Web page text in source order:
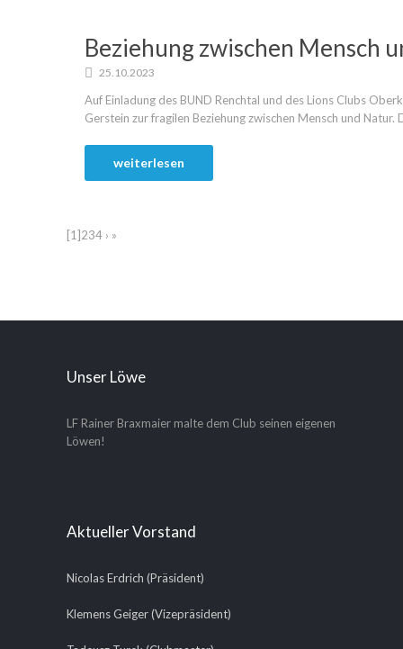
Beziehung zwischen Mensch
25.10.2023
Auf Einladung des BUND Renchtal und des Lions Clubs
Gerstein zur fragilen Beziehung zwischen Mensch und
weiterlesen
[1]234 › »
Unser Löwe
LF Rainer Braxmaier malte dem Club seinen eigenen
Löwen!
Aktueller Vorstand
Nicolas Erdrich (Präsident)
Klemens Geiger (Vizepräsident)